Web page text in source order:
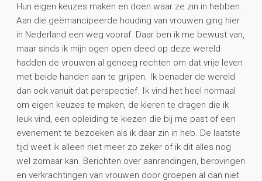
Hun eigen keuzes maken en doen waar ze zin in hebben.
Aan die geëmancipeerde houding van vrouwen ging hier
in Nederland een weg vooraf. Daar ben ik me bewust van,
maar sinds ik mijn ogen open deed op deze wereld
hadden de vrouwen al genoeg rechten om dat vrije leven
met beide handen aan te grijpen. Ik benader de wereld
dan ook vanuit dat perspectief. Ik vind het heel normaal
om eigen keuzes te maken, de kleren te dragen die ik
leuk vind, een opleiding te kiezen die bij me past of een
evenement te bezoeken als ik daar zin in heb. De laatste
tijd weet ik alleen niet meer zo zeker of ik dit alles nog
wel zomaar kan. Berichten over aanrandingen, berovingen
en verkrachtingen van vrouwen door groepen al dan niet